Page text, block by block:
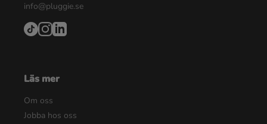
info@pluggie.se
Läs mer
Om oss
Jobba hos oss